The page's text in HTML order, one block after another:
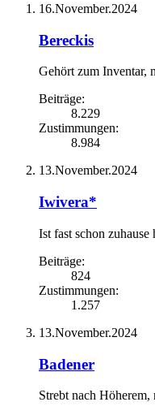
16.November.2024
Bereckis
Gehört zum Inventar,
Beiträge:
8.229
Zustimmungen:
8.984
13.November.2024
Iwivera*
Ist fast schon zuhause
Beiträge:
824
Zustimmungen:
1.257
13.November.2024
Badener
Strebt nach Höherem,